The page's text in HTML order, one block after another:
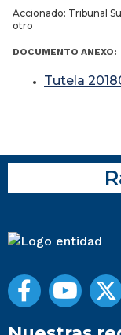
Accionado: Tribunal
otro
DOCUMENTO ANEXO:
Tutela